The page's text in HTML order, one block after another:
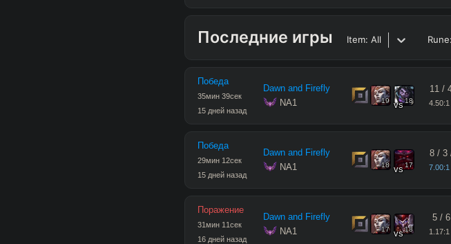
Последние игры Item: All Rune:
Победа
35мин 39сек
15 дней назад
Dawn and Firefly
NA1
19 vs18
11 /
4.50:1
Победа
29мин 12сек
15 дней назад
Dawn and Firefly
NA1
18 vs17
8 / 3
7.00:1
Поражение
31мин 11сек
16 дней назад
Dawn and Firefly
NA1
17 vs18
5/ 6